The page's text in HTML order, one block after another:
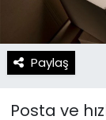
Paylaş
Posta ve